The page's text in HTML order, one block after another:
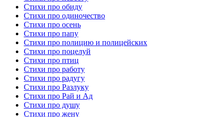
Стихи про обиду
Стихи про одиночество
Стихи про осень
Стихи про папу
Стихи про полицию и полицейских
Стихи про поцелуй
Стихи про птиц
Стихи про работу
Стихи про радугу
Стихи про Разлуку
Стихи про Рай и Ад
Стихи про душу
Стихи про жену